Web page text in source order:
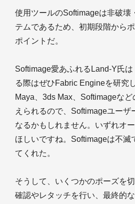
使用ツールのSoftimageは非破壊
テムであるため、初期段階から
ポイントだ。
Softimage愛あふれるLand-Y氏は
る際はぜひFabric Engineを研究
Maya、3ds Max、Softimageな
えられるので、Softimageユーザ
なるかもしれません。いずれオ
ほしいですね。Softimageは不滅
てくれた。
そうして、いくつかのポーズを
確認やレタッチを行い、最終的